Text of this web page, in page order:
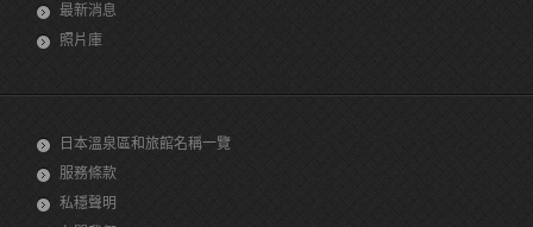
最新消息
照片庫
日本溫泉區和旅館名稱一覽
服務條款
私穩聲明